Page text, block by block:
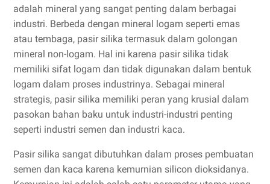
adalah mineral yang sangat penting dalam berbagai
industri. Berbeda dengan mineral logam seperti emas
atau tembaga, pasir silika termasuk dalam golongan
mineral non-logam. Hal ini karena pasir silika tidak
memiliki sifat logam dan tidak digunakan dalam bentuk
logam dalam proses industrinya. Sebagai mineral
strategis, pasir silika memiliki peran yang krusial dalam
pasokan bahan baku untuk industri-industri penting
seperti industri semen dan industri kaca.
Pasir silika sangat dibutuhkan dalam proses pembuatan
semen dan kaca karena kemurnian silicon dioksidanya.